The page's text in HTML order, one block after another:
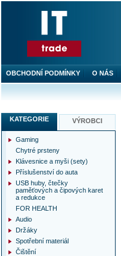
KATEGORIE VÝROBCI
Gaming
Chytré prsteny
Klávesnice a myši (sety)
Příslušenství do auta
USB huby, čtečky
paměťových a čipových karet
a redukce
FOR HEALTH
Audio
Držáky
Spotřební materiál
Čištění
OBCHODNÍ PODMÍNKY O NÁS